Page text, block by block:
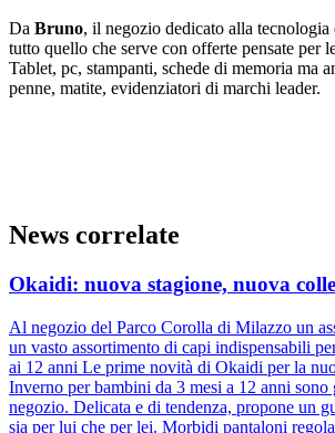
Da Bruno, il negozio dedicato alla tecnologia
tutto quello che serve con offerte pensate per
Tablet, pc, stampanti, schede di memoria ma
penne, matite, evidenziatori di marchi leader.
News correlate
Okaidi: nuova stagione, nuova
Al negozio del Parco Corolla di Milazzo un
un vasto assortimento di capi indispensabili
ai 12 anni Le prime novità di Okaidi per la
Inverno per bambini da 3 mesi a 12 anni sono
negozio. Delicata e di tendenza, propone un
sia per lui che per lei. Morbidi pantaloni